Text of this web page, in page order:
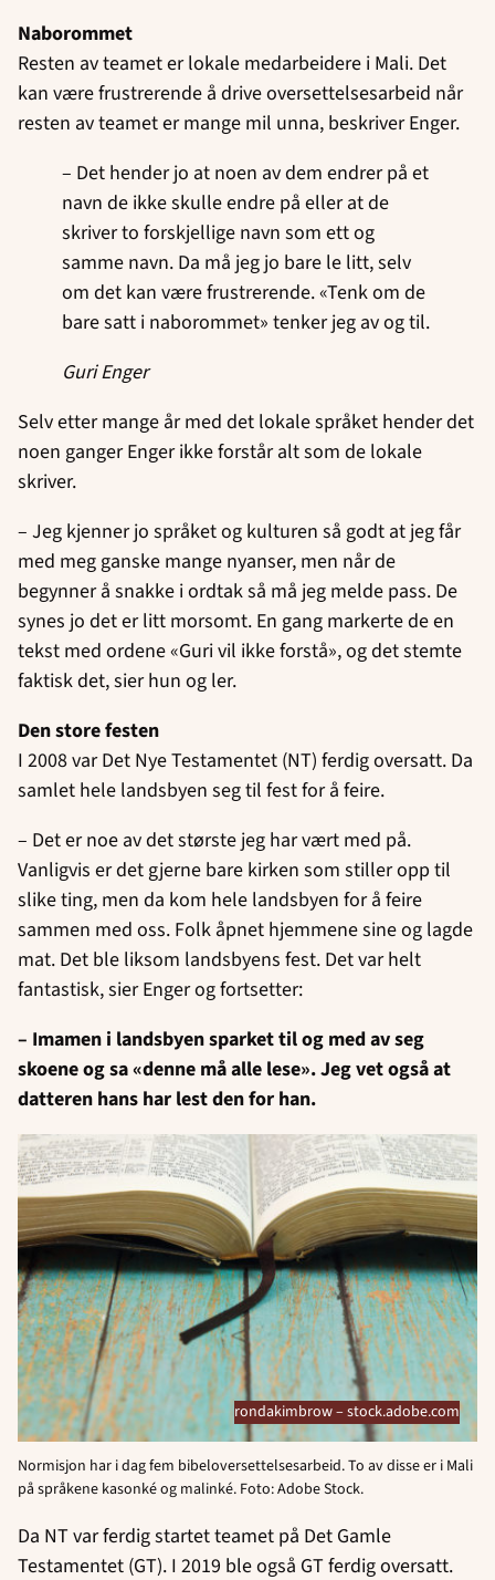
Naborommet
Resten av teamet er lokale medarbeidere i Mali. Det
kan være frustrerende å drive oversettelsesarbeid når
resten av teamet er mange mil unna, beskriver Enger.
– Det hender jo at noen av dem endrer på et
navn de ikke skulle endre på eller at de
skriver to forskjellige navn som ett og
samme navn. Da må jeg jo bare le litt, selv
om det kan være frustrerende. «Tenk om de
bare satt i naborommet» tenker jeg av og til.
Guri Enger
Selv etter mange år med det lokale språket hender det
noen ganger Enger ikke forstår alt som de lokale
skriver.
– Jeg kjenner jo språket og kulturen så godt at jeg får
med meg ganske mange nyanser, men når de
begynner å snakke i ordtak så må jeg melde pass. De
synes jo det er litt morsomt. En gang markerte de en
tekst med ordene «Guri vil ikke forstå», og det stemte
faktisk det, sier hun og ler.
Den store festen
I 2008 var Det Nye Testamentet (NT) ferdig oversatt. Da
samlet hele landsbyen seg til fest for å feire.
– Det er noe av det største jeg har vært med på.
Vanligvis er det gjerne bare kirken som stiller opp til
slike ting, men da kom hele landsbyen for å feire
sammen med oss. Folk åpnet hjemmene sine og lagde
mat. Det ble liksom landsbyens fest. Det var helt
fantastisk, sier Enger og fortsetter:
– Imamen i landsbyen sparket til og med av seg
skoene og sa «denne må alle lese». Jeg vet også at
datteren hans har lest den for han.
rondakimbrow – stock.adobe.com
Normisjon har i dag fem bibeloversettelsesarbeid. To av disse er i Mali
på språkene kasonké og malinké. Foto: Adobe Stock.
Da NT var ferdig startet teamet på Det Gamle
Testamentet (GT). I 2019 ble også GT ferdig oversatt.